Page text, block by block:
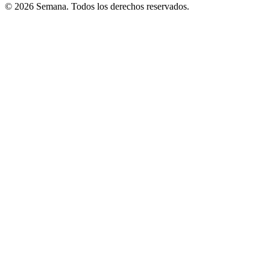
© 2026 Semana. Todos los derechos reservados.